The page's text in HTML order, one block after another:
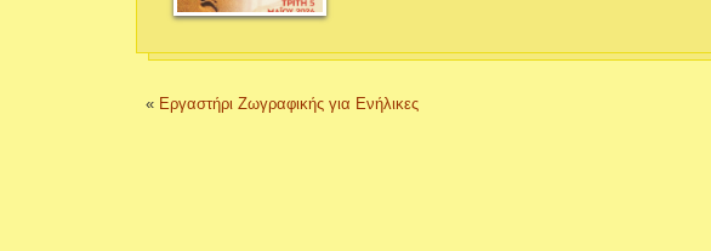
« Εργαστήρι Ζωγραφικής για Ενήλικες